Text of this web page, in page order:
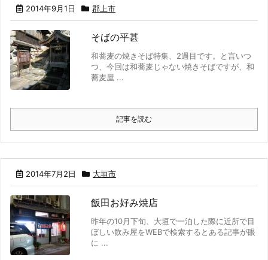
2014年9月1日 郡上市
そばの平甚
和蕎麦の焼きそば特集、2週目です。と言いつ
つ、今回は和蕎麦じゃない焼きそばですが、和
蕎麦屋 ...
記事を読む
2014年7月2日 大垣市
飯田お好み焼店
昨年の10月下旬、大垣で一泊した際に近所で目
ぼしい飲み屋をWEBで検索するとある記事が眼
に ...